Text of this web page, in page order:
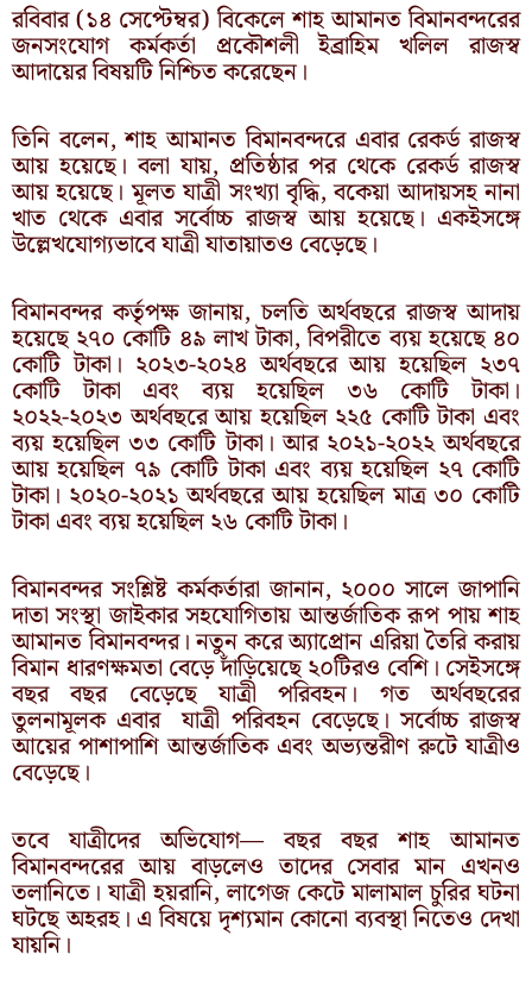
রবিবার (১৪ সেপ্টেম্বর) বিকেলে শাহ আমানত বিমানবন্দরের
জনসংযোগ কর্মকর্তা প্রকৌশলী ইব্রাহিম খলিল রাজস্ব
আদায়ের বিষয়টি নিশ্চিত করেছেন।
তিনি বলেন, শাহ আমানত বিমানবন্দরে এবার রেকর্ড রাজস্ব
আয় হয়েছে। বলা যায়, প্রতিষ্ঠার পর থেকে রেকর্ড রাজস্ব
আয় হয়েছে। মূলত যাত্রী সংখ্যা বৃদ্ধি, বকেয়া আদায়সহ নানা
খাত থেকে এবার সর্বোচ্চ রাজস্ব আয় হয়েছে। একইসঙ্গে
উল্লেখযোগ্যভাবে যাত্রী যাতায়াতও বেড়েছে।
বিমানবন্দর কর্তৃপক্ষ জানায়, চলতি অর্থবছরে রাজস্ব আদায়
হয়েছে ২৭০ কোটি ৪৯ লাখ টাকা, বিপরীতে ব্যয় হয়েছে ৪০
কোটি টাকা। ২০২৩-২০২৪ অর্থবছরে আয় হয়েছিল ২৩৭
কোটি টাকা এবং ব্যয় হয়েছিল ৩৬ কোটি টাকা।
২০২২-২০২৩ অর্থবছরে আয় হয়েছিল ২২৫ কোটি টাকা এবং
ব্যয় হয়েছিল ৩৩ কোটি টাকা। আর ২০২১-২০২২ অর্থবছরে
আয় হয়েছিল ৭৯ কোটি টাকা এবং ব্যয় হয়েছিল ২৭ কোটি
টাকা। ২০২০-২০২১ অর্থবছরে আয় হয়েছিল মাত্র ৩০ কোটি
টাকা এবং ব্যয় হয়েছিল ২৬ কোটি টাকা।
বিমানবন্দর সংশ্লিষ্ট কর্মকর্তারা জানান, ২০০০ সালে জাপানি
দাতা সংস্থা জাইকার সহযোগিতায় আন্তর্জাতিক রূপ পায় শাহ
আমানত বিমানবন্দর। নতুন করে অ্যাপ্রোন এরিয়া তৈরি করায়
বিমান ধারণক্ষমতা বেড়ে দাঁড়িয়েছে ২০টিরও বেশি। সেইসঙ্গে
বছর বছর বেড়েছে যাত্রী পরিবহন। গত অর্থবছরের
তুলনামূলক এবার যাত্রী পরিবহন বেড়েছে। সর্বোচ্চ রাজস্ব
আয়ের পাশাপাশি আন্তর্জাতিক এবং অভ্যন্তরীণ রুটে যাত্রীও
বেড়েছে।
তবে যাত্রীদের অভিযোগ— বছর বছর শাহ আমানত
বিমানবন্দরের আয় বাড়লেও তাদের সেবার মান এখনও
তলানিতে। যাত্রী হয়রানি, লাগেজ কেটে মালামাল চুরির ঘটনা
ঘটছে অহরহ। এ বিষয়ে দৃশ্যমান কোনো ব্যবস্থা নিতেও দেখা
যায়নি।